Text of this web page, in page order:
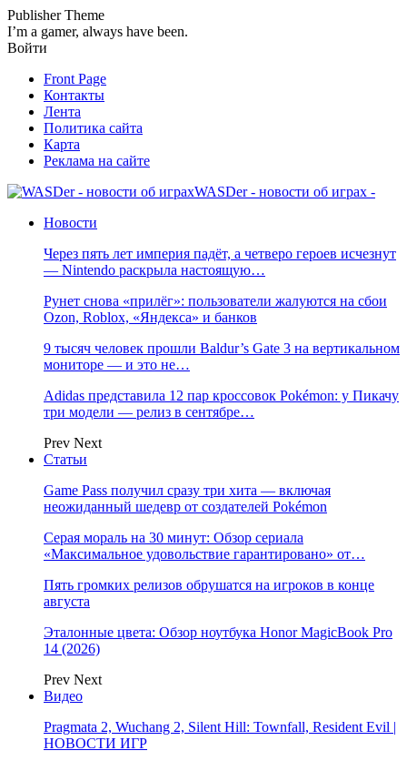
Publisher Theme
I’m a gamer, always have been.
Войти
Front Page
Контакты
Лента
Политика сайта
Карта
Реклама на сайте
WASDer - новости об играх -
Новости
Через пять лет империя падёт, а четверо героев исчезнут
— Nintendo раскрыла настоящую…
Рунет снова «прилёг»: пользователи жалуются на сбои
Ozon, Roblox, «Яндекса» и банков
9 тысяч человек прошли Baldur’s Gate 3 на вертикальном
мониторе — и это не…
Adidas представила 12 пар кроссовок Pokémon: у Пикачу
три модели — релиз в сентябре…
Prev Next
Статьи
Game Pass получил сразу три хита — включая
неожиданный шедевр от создателей Pokémon
Серая мораль на 30 минут: Обзор сериала
«Максимальное удовольствие гарантировано» от…
Пять громких релизов обрушатся на игроков в конце
августа
Эталонные цвета: Обзор ноутбука Honor MagicBook Pro
14 (2026)
Prev Next
Видео
Pragmata 2, Wuchang 2, Silent Hill: Townfall, Resident Evil |
НОВОСТИ ИГР